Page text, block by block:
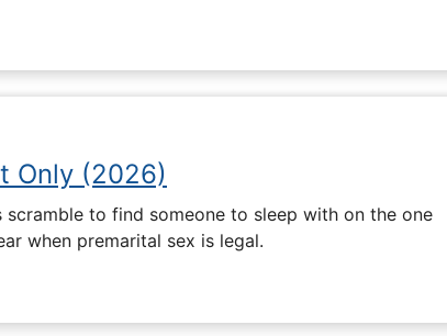
Only (2026)
scramble to find someone to sleep with on the one
when premarital sex is legal.